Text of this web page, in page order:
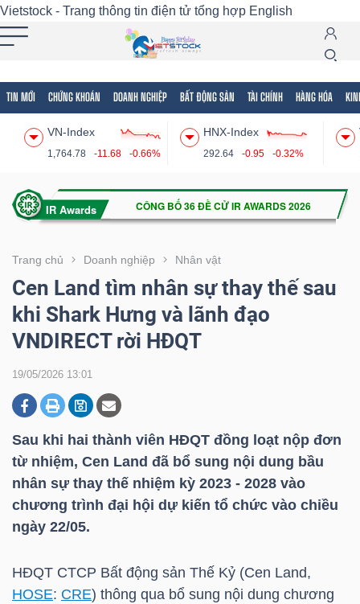
Vietstock - Trang thông tin điện tử tổng hợp English
TIN MỚI CHỨNG KHOÁN DOANH NGHIỆP BẤT ĐỘNG SẢN TÀI CHÍNH HÀNG HÓA
VN-Index
1,764.78 -11.68 -0.66%
HNX-Index
292.64 -0.95 -0.32%
Trang chủ Doanh nghiệp Nhân vật
Cen Land tìm nhân sự thay thế sau
khi Shark Hưng và lãnh đạo
VNDIRECT rời HĐQT
19/05/2026 13:01
Sau khi hai thành viên HĐQT đồng loạt nộp đơn
từ nhiệm, Cen Land đã bổ sung nội dung bầu
nhân sự thay thế nhiệm kỳ 2023 - 2028 vào
chương trình đại hội dự kiến tổ chức vào chiều
ngày 22/05.
HĐQT CTCP Bất động sản Thế Kỷ (Cen Land,
HOSE: CRE) thông qua bổ sung nội dung chương
Tất cả Tính năng Ngành Mã chứng khoán
Tính
(-)
VIETSTOCK
CHỨNG
KHOÁN
DOANH
NGHIỆP
BẤT
ĐỘNG